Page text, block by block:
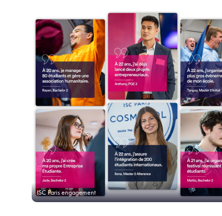
ISC Paris engagement